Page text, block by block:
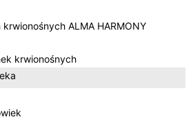
ALMA HARMONY
krwionośnych